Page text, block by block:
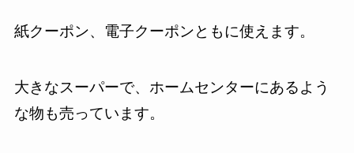
紙クーポン、電子クーポンともに使えます。
大きなスーパーで、ホームセンターにあるよう
な物も売っています。